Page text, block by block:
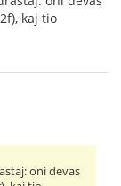
kaj tio
oni devas